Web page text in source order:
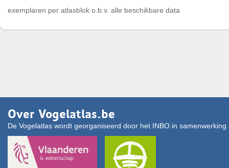
exemplaren per atlasblok o.b.v. alle beschikbare data
Over Vogelatlas.be
De Vogelatlas wordt georganiseerd door het INBO in